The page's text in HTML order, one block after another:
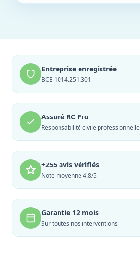
Entreprise enregistrée
BCE 1014.251.301
Assuré RC Pro
Responsabilité civile professionnelle
+255 avis vérifiés
Note moyenne 4.8/5
Garantie 12 mois
Sur toutes nos interventions